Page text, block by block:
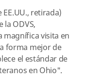
retirada)
ODVS,
visita en
forma mejor de
el estándar de
en Ohio".